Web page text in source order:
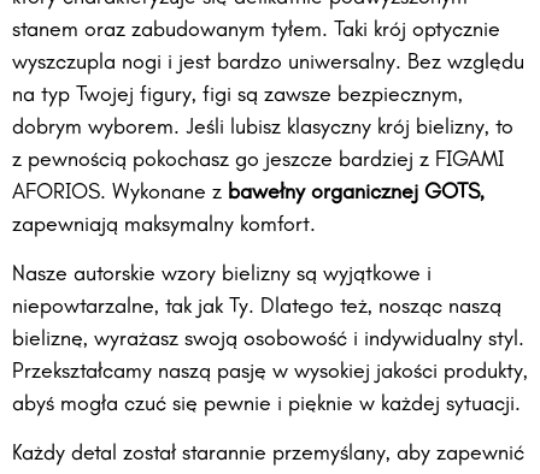
stanem oraz zabudowanym tyłem. Taki krój optycznie
wyszczupla nogi i jest bardzo uniwersalny. Bez względu
na typ Twojej figury, figi są zawsze bezpiecznym,
dobrym wyborem. Jeśli lubisz klasyczny krój bielizny, to
z pewnością pokochasz go jeszcze bardziej z FIGAMI
AFORIOS. Wykonane z bawełny organicznej GOTS,
zapewniają maksymalny komfort.
Nasze autorskie wzory bielizny są wyjątkowe i
niepowtarzalne, tak jak Ty. Dlatego też, nosząc naszą
bieliznę, wyrażasz swoją osobowość i indywidualny styl.
Przekształcamy naszą pasję w wysokiej jakości produkty,
abyś mogła czuć się pewnie i pięknie w każdej sytuacji.
Każdy detal został starannie przemyślany, aby zapewnić